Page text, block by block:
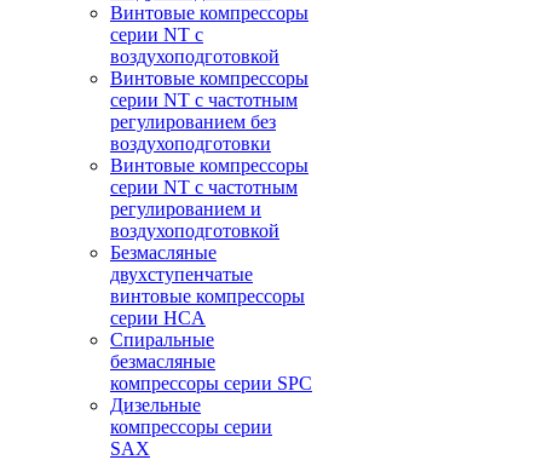
Винтовые компрессоры
серии NT c
воздухоподготовкой
Винтовые компрессоры
серии NT с частотным
регулированием без
воздухоподготовки
Винтовые компрессоры
серии NT с частотным
регулированием и
воздухоподготовкой
Безмасляные
двухступенчатые
винтовые компрессоры
серии HCA
Спиральные
безмасляные
компрессоры серии SPC
Дизельные
компрессоры серии
SAX